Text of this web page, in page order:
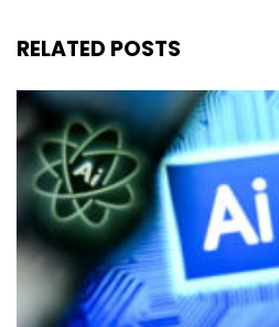
RELATED POSTS